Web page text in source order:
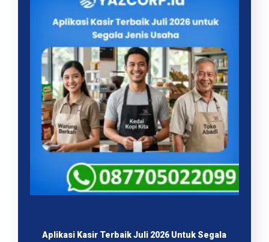
Aplikasi Kasir Terbaik Juli 2026 Untuk Segala